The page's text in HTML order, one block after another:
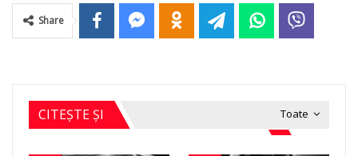
Share
Toate
CITEȘTE ȘI